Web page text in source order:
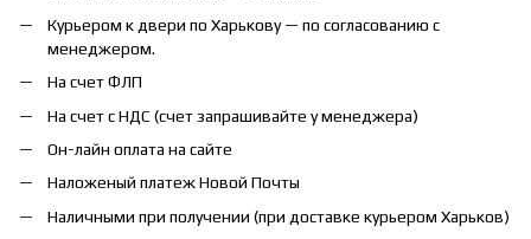
Курьером к двери по Харькову — по согласованию с
менеджером.
На счет ФЛП
На счет с НДС (счет запрашивайте у менеджера)
Он-лайн оплата на сайте
Наложеный платеж Новой Почты
Наличными при получении (при доставке курьером Харьков)